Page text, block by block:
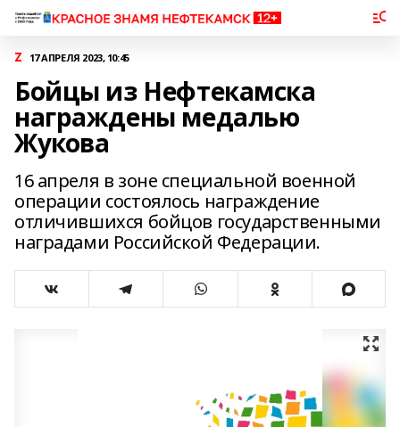
Z 17 АПРЕЛЯ 2023, 10:45
Бойцы из Нефтекамска
награждены медалью
Жукова
16 апреля в зоне специальной военной
операции состоялось награждение
отличившихся бойцов государственными
наградами Российской Федерации.